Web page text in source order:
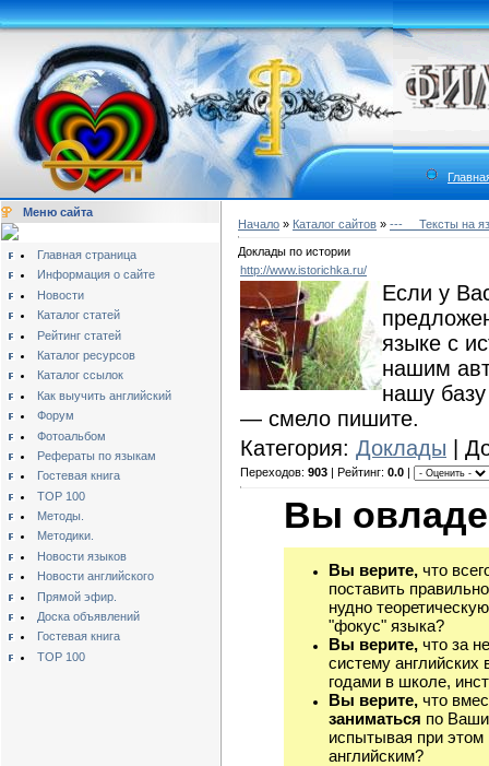
Меню сайта
Главная страница
Информация о сайте
Новости
Каталог статей
Рейтинг статей
Каталог ресурсов
Каталог ссылок
Как выучить английский
Форум
Фотоальбом
Рефераты по языкам
Гостевая книга
TOP 100
Методы.
Методики.
Новости языков
Новости английского
Прямой эфир.
Доска объявлений
Гостевая книга
TOP 100
Начало » Каталог сайтов » ---__ Тексты на
Доклады по истории
http://www.istorichka.ru/
Если у
языке с
нашим
нашу базу
— смело пишите.
Категория: Доклады |
Переходов: 903 | Рейтинг: 0.0 |
Вы
Вы верите, что
поставить
нудно
"фокус" языка?
Вы верите, что за
систему
годами в школе,
Вы верите, что
заниматься по
испытывая при этом
английским?